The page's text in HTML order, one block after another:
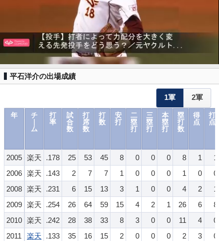
平石洋介の出場成績
1軍 2軍
年
2005
2006
2008
2009
2010
2011
チ
ム
打
率
試
合
数
打
席
数
打
数
安
打
二
塁
打
三
塁
打
本
塁
打
塁
打
数
得
点
打
点
楽天 .178 25 53 45 8 0 0 0 8 1
1
楽天
.143 2 7 7 1 0 0 0 1 0
0
楽天
.231 6 15 13 3 1 0 0 4 2
1
楽天
.254 26 64 59 15 4 2 1 26 6
8
楽天
.242 28 38 33 8 3 0 0 11 4
0
楽天
.133 35 16 15 2 0 0 0 2 3
0